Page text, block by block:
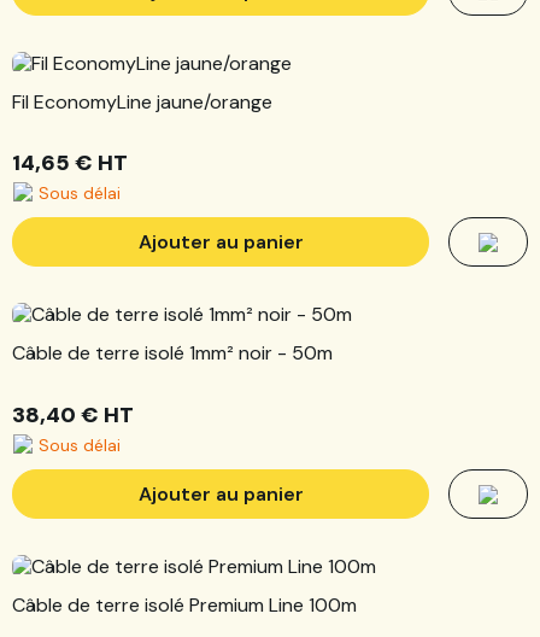
Fil EconomyLine jaune/orange
14,65 € HT
Sous délai
Ajouter au panier
Câble de terre isolé 1mm² noir - 50m
38,40 € HT
Sous délai
Ajouter au panier
Câble de terre isolé Premium Line 100m